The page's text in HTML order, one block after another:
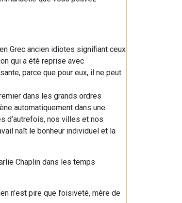
Grec ancien idiotes signifiant ceux
qui a été reprise avec
parce que pour eux, il ne peut
dans les grands ordres
automatiquement dans une
d’autrefois, nos villes et nos
naît le bonheur individuel et la
Chaplin dans les temps
n’est pire que l’oisiveté, mère de